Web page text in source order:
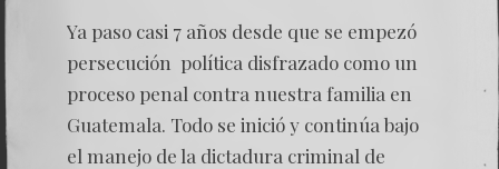
Ya paso casi 7 años desde que se empezó
persecución política disfrazado como un
proceso penal contra nuestra familia en
Guatemala. Todo se inició y continúa bajo
el manejo de la dictadura criminal de